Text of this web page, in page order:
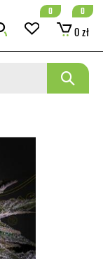
0
0 zł
0